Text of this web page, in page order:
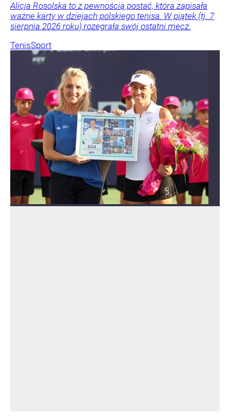
Alicja Rosolska to z pewnością postać, która zapisała
ważne karty w dziejach polskiego tenisa. W piątek (tj. 7
sierpnia 2026 roku) rozegrała swój ostatni mecz.
TenisSport